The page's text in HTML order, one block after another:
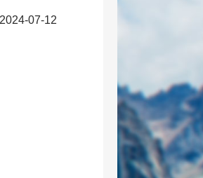
2024-07-12